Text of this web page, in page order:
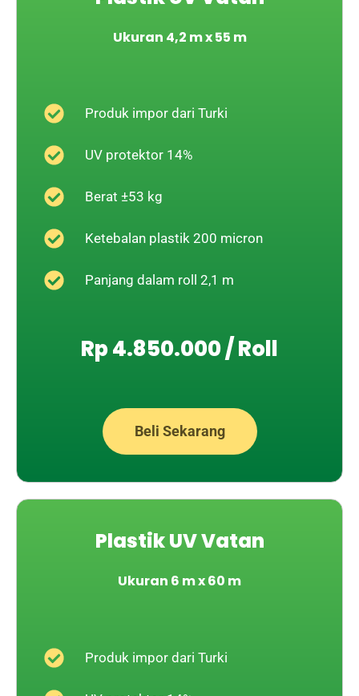
Ukuran 4,2 m x 55 m
Produk impor dari Turki
UV protektor 14%
Berat ±53 kg
Ketebalan plastik 200 micron
Panjang dalam roll 2,1 m
Rp 4.850.000 / Roll
Beli Sekarang
Plastik UV Vatan
Ukuran 6 m x 60 m
Produk impor dari Turki